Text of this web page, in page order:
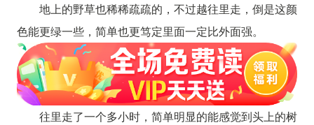
地上的野草也稀稀疏疏的，不过越往里走，倒是这颜
色能更绿一些，简单也更笃定里面一定比外面强。
往里走了一个多小时，简单明显的能感觉到头上的树